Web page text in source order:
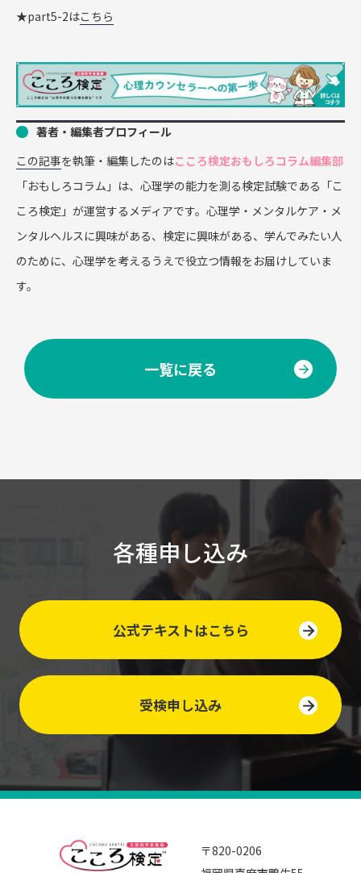
★part5-2はこちら
著者・編集者プロフィール
この記事を執筆・編集したのはこころ検定おもしろコラム編集部
「おもしろコラム」は、心理学の能力を測る検定試験である「こ
ころ検定」が運営するメディアです。心理学・メンタルケア・メ
ンタルヘルスに興味がある、検定に興味がある、学んでみたい人
のために、心理学を考えるうえで役立つ情報をお届けしていま
す。
一覧に戻る
各種申し込み
公式テキストはこちら
受検申し込み
〒820-0206